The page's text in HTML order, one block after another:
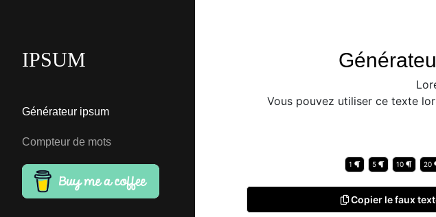
IPSUM
Générateur ipsum
Compteur de mots
Vous pouvez utiliser ce texte
1 5 10 20
Copier le faux